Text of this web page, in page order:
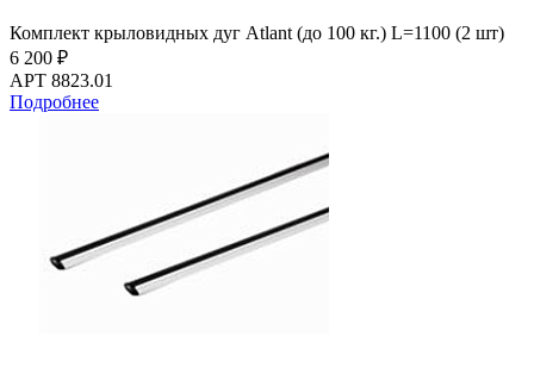
Комплект крыловидных дуг Atlant (до 100 кг.) L=1100 (2 шт)
6 200 ₽
АРТ 8823.01
Подробнее